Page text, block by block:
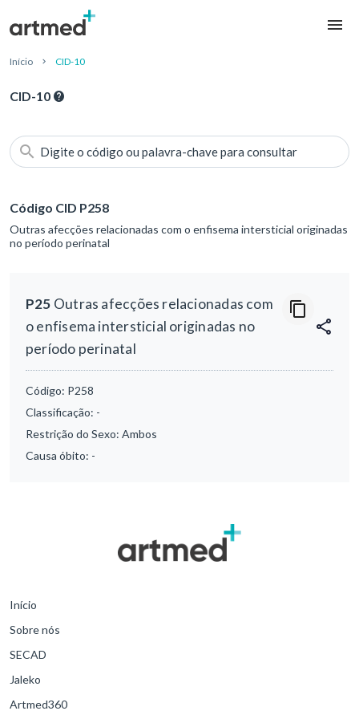
Início CID-10
CID-10
Digite o código ou palavra-chave para consultar
Código CID P258
Outras afecções relacionadas com o enfisema intersticial originadas
no período perinatal
P25 Outras afecções relacionadas com
o enfisema intersticial originadas no
período perinatal
Código: P258
Classificação: -
Restrição do Sexo: Ambos
Causa óbito: -
Início
Sobre nós
SECAD
Jaleko
Artmed360